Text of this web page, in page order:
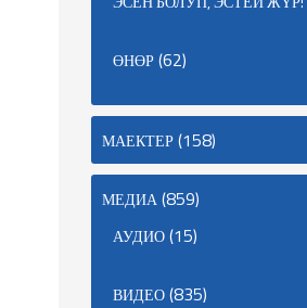
ӨНӨР(62)
МАЕКТЕР(158)
МЕДИА(859)
АУДИО(15)
ВИДЕО(835)